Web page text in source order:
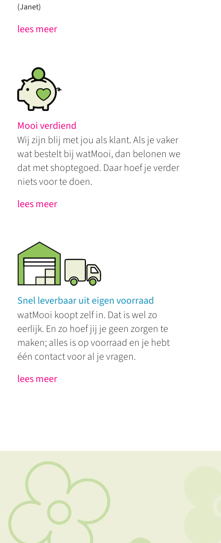
(Janet)
lees meer
Mooi verdiend
Wij zijn blij met jou als klant. Als je vaker
wat bestelt bij watMooi, dan belonen we
dat met shoptegoed. Daar hoef je verder
niets voor te doen.
lees meer
Snel leverbaar uit eigen voorraad
watMooi koopt zelf in. Dat is wel zo
eerlijk. En zo hoef jij je geen zorgen te
maken; alles is op voorraad en je hebt
één contact voor al je vragen.
lees meer